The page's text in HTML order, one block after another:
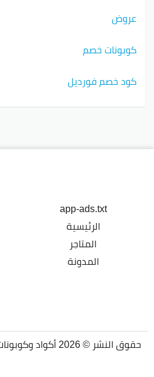
عروض
كوبونات خصم
كود خصم فورديل
app-ads.txt
الرئيسية
المتاجر
المدونة
حقوق النشر © 2026 أكواد وكوبونات. جميع الحقوق محفوظة.